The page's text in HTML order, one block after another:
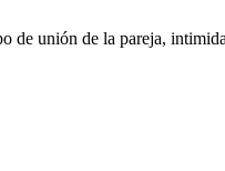
de unión de la pareja,